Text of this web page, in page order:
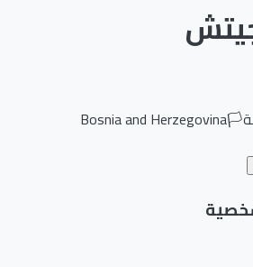
Bosnia and Herzegovina